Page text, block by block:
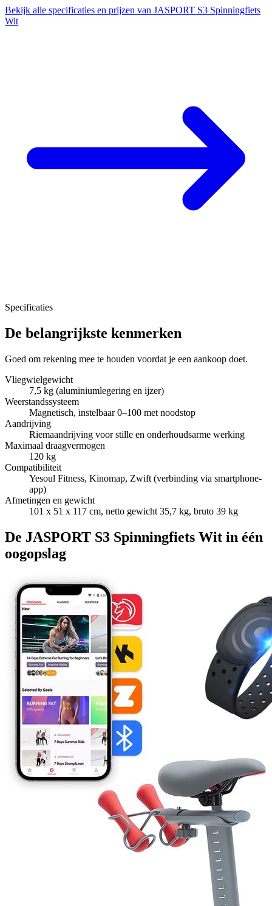
Bekijk alle specificaties en prijzen van JASPORT S3 Spinningfiets
Wit
Specificaties
De belangrijkste kenmerken
Goed om rekening mee te houden voordat je een aankoop doet.
Vliegwielgewicht
7,5 kg (aluminiumlegering en ijzer)
Weerstandssysteem
Magnetisch, instelbaar 0–100 met noodstop
Aandrijving
Riemaandrijving voor stille en onderhoudsarme werking
Maximaal draagvermogen
120 kg
Compatibiliteit
Yesoul Fitness, Kinomap, Zwift (verbinding via smartphone-
app)
Afmetingen en gewicht
101 x 51 x 117 cm, netto gewicht 35,7 kg, bruto 39 kg
De JASPORT S3 Spinningfiets Wit in één
oogopslag